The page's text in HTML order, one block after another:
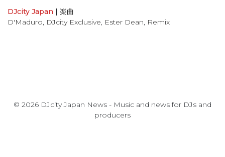
DJcity Japan | 楽曲
D'Maduro, DJcity Exclusive, Ester Dean, Remix
© 2026 DJcity Japan News - Music and news for DJs and
producers